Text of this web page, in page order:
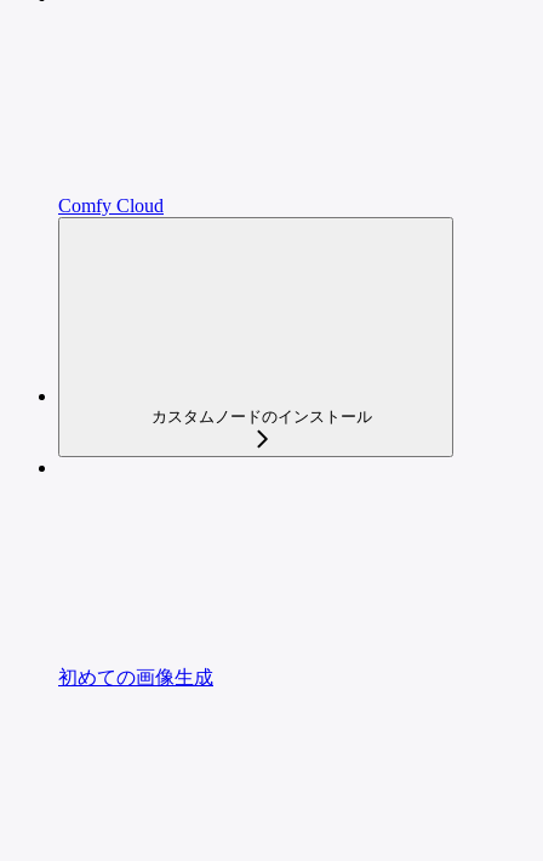
Comfy Cloud
カスタムノードのインストール
初めての画像生成